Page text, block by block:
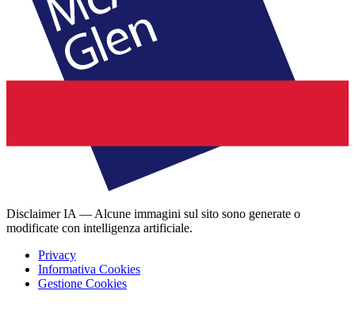
Disclaimer IA — Alcune immagini sul sito sono generate o
modificate con intelligenza artificiale.
Privacy
Informativa Cookies
Gestione Cookies